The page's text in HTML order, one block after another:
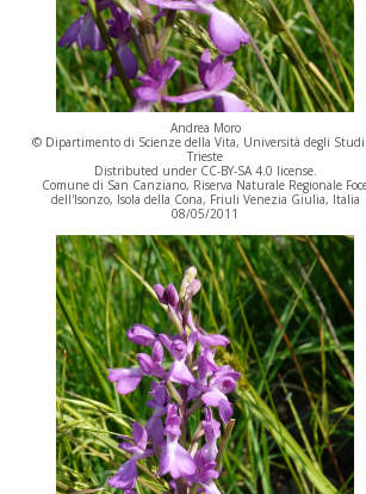
Andrea Moro
© Dipartimento di Scienze della Vita, Università degli
Trieste
Distributed under CC-BY-SA 4.0 license.
Comune di San Canziano, Riserva Naturale Regionale
dell'Isonzo, Isola della Cona, Friuli Venezia Giulia, Italia
08/05/2011